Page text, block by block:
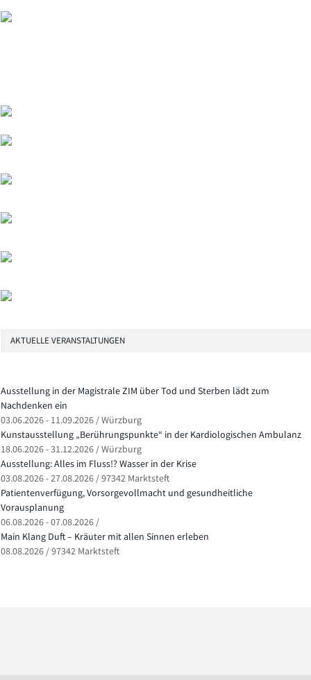
AKTUELLE VERANSTALTUNGEN
Ausstellung in der Magistrale ZIM über Tod und Sterben lädt zum
Nachdenken ein
03.06.2026 - 11.09.2026 / Würzburg
Kunstausstellung „Berührungspunkte“ in der Kardiologischen Ambulanz
18.06.2026 - 31.12.2026 / Würzburg
Ausstellung: Alles im Fluss!? Wasser in der Krise
03.08.2026 - 27.08.2026 / 97342 Marktsteft
Patientenverfügung, Vorsorgevollmacht und gesundheitliche
Vorausplanung
06.08.2026 - 07.08.2026 /
Main Klang Duft – Kräuter mit allen Sinnen erleben
08.08.2026 / 97342 Marktsteft